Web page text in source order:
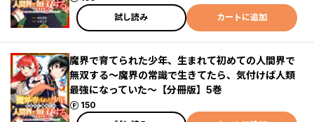
試し読み
カートに追加
魔界で育てられた少年、生まれて初めての人間界で
無双する～魔界の常識で生きてたら、気付けば人類
最強になっていた～【分冊版】5巻
150
ポイント